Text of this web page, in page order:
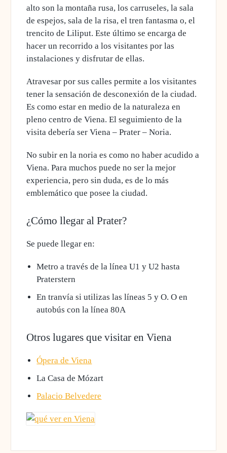
alto son la montaña rusa, los carruseles, la sala
de espejos, sala de la risa, el tren fantasma o,el
trencito de Liliput. Este último se encarga de
hacer un recorrido a los visitantes por las
instalaciones y disfrutar de ellas.
Atravesar por sus calles permite a los visitantes
tener la sensación de desconexión de la ciudad.
Es como estar en medio de la naturaleza en
pleno centro de Viena. El seguimiento de la
visita debería serViena – Prater – Noria.
No subir en la noria es como no haber acudido a
Viena. Para muchos puede no ser la mejor
experiencia, pero sin duda, es de lo más
emblemático que posee la ciudad.
¿Cómo llegar al Prater?
Se puede llegar en:
Metroa través de la línea U1 y U2 hasta
Praterstern
Entranvíasi utilizas las líneas 5 y O. O en
autobús con la línea 80A
Otros lugares que visitar en Viena
Ópera de Viena
La Casa de Mózart
Palacio Belvedere